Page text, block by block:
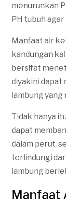
menurunkan
PH tubuh
Manfaat air
kandungan
bersifat
diyakini dapat
lambung yang
Tidak hanya
dapat
dalam perut,
terlindungi
lambung
Manfaat